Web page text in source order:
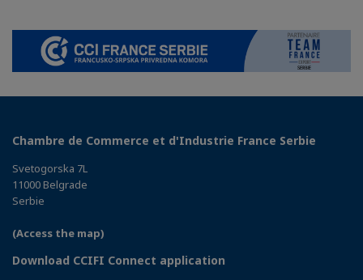
Chambre de Commerce et d'Industrie France Serbie
Svetogorska 7L
11000 Belgrade
Serbie
(Access the map)
Download CCIFI Connect application